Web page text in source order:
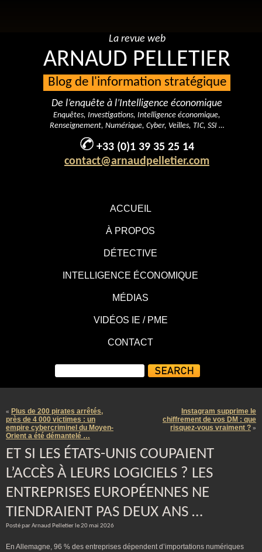
ACCUEIL
À PROPOS
DÉTECTIVE
INTELLIGENCE ÉCONOMIQUE
MÉDIAS
VIDÉOS IE / PME
CONTACT
La revue web
ARNAUD PELLETIER
Blog de l'information stratégique
De l’enquête à l’Intelligence économique
Enquêtes, Investigations, Intelligence économique,
Renseignement, Numérique, Cyber, Veilles, TIC, SSI …
+33 (0)1 39 35 25 14
contact@arnaudpelletier.com
« Plus de 200 pirates arrêtés,
près de 4 000 victimes : un
empire cybercriminel du Moyen-
Orient a été démantelé …
Instagram supprime le
chiffrement de vos DM : que
risquez-vous vraiment ? »
ET SI LES ÉTATS-UNIS COUPAIENT
L’ACCÈS À LEURS LOGICIELS ? LES
ENTREPRISES EUROPÉENNES NE
TIENDRAIENT PAS DEUX ANS …
Posté par Arnaud Pelletier le 20 mai 2026
En Allemagne, 96 % des entreprises dépendent d’importations numériques